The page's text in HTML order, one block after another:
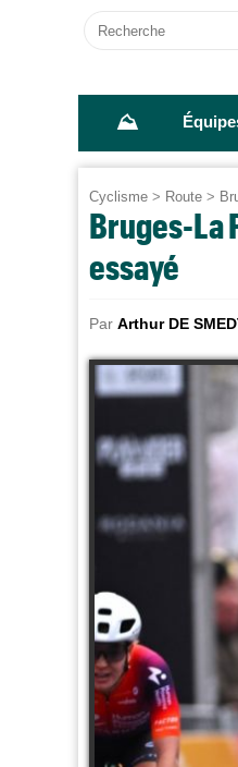
Recherche
⛰
Cyclisme > Route >
Bruges-La
essayé
Par Arthur DE